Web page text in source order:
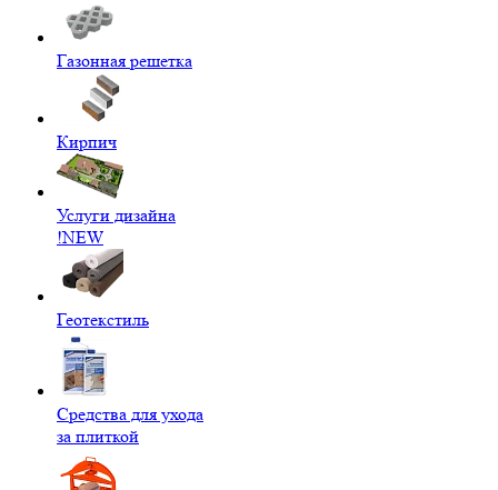
Газонная решетка
Кирпич
Услуги дизайна
!NEW
Геотекстиль
Средства для ухода
за плиткой